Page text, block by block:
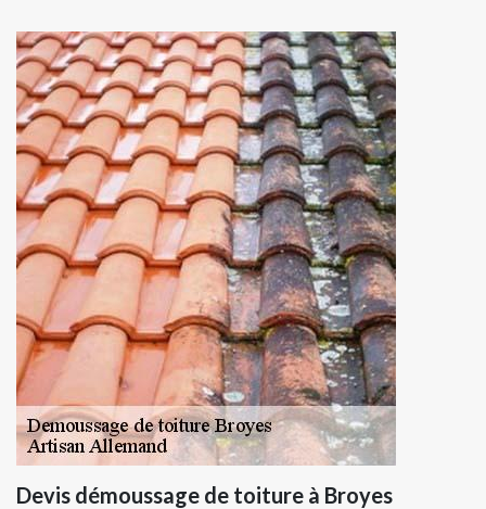
Devis démoussage de toiture à Broyes